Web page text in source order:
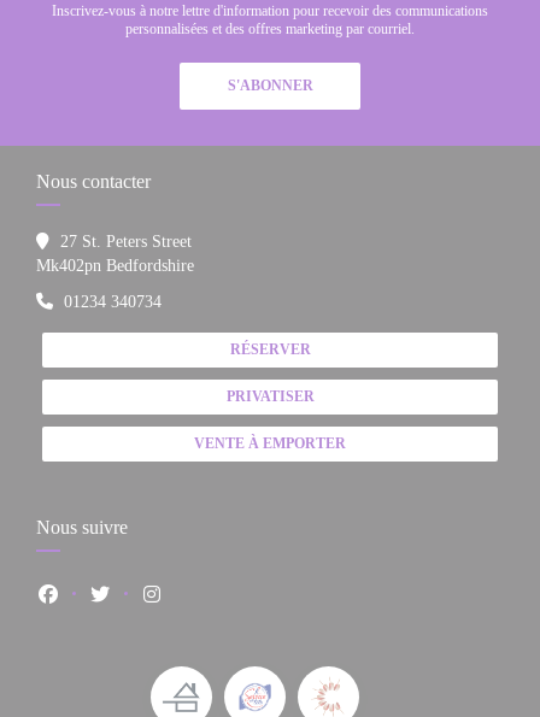
Inscrivez-vous à notre lettre d'information pour recevoir des communications
personnalisées et des offres marketing par courriel.
S'ABONNER
Nous contacter
27 St. Peters Street
Mk402pn Bedfordshire((ouvre une nouvelle fenêtre))
01234 340734
RÉSERVER
PRIVATISER
VENTE À EMPORTER
Nous suivre
Facebook ((ouvre une nouvelle fenêtre))
Twitter ((ouvre une nouvelle fenêtre))
Instagram ((ouvre une nouvelle fenêtre))